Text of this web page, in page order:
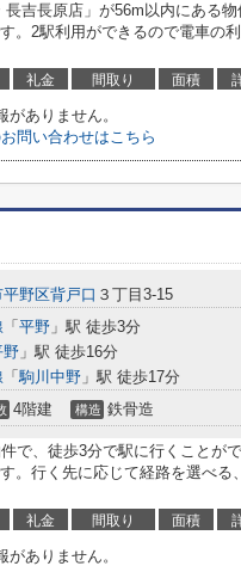
長吉長原店」が56m以内にある
。2駅利用ができるので電車の
礼金 間取り 面積
がありません。
問い合わせはこちら
平野区背戸口 ３丁目3-15
「 平野 」駅 徒歩3分
野 」駅 徒歩16分
「駒川中野 」駅 徒歩17分
4階建 構造 鉄骨造
で、徒歩3分で駅に行くことが
。行く先に応じて経路を選べる
礼金 間取り 面積
がありません。